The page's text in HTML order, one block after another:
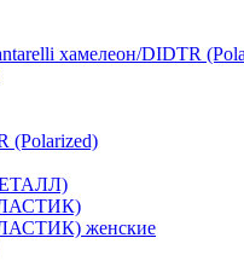
хамелеон/DIDTR
(Polarized)
женские